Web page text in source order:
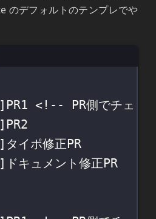
のデフォルトのテンプレでや
<!-- PR側でチェッ
イポ修正PR
キュメント修正PR